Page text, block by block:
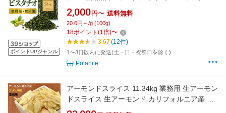
ポイントUPジャンル
オ 製菓用 業務用 製パン 製菓材料 トッピング
お菓子作り パスタ ソース アイス ジェラート
2,000 円〜 送料無料
20.0円～/g (100g)
18ポイント (1倍)〜
3.67(12件)
1〜3日以内に発送(土・日・祝祭日を除く)
Polanite
アーモンドスライス 11.34kg 業務用 生アーモン
ドスライス 生アーモンド カリフォルニア産 ア
ーモンド ナッツ 高品質 アーモンドスライス ス